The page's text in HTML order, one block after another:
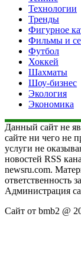
Технологии
Тренды
Фигурное
Фильмы и
Футбол
Хоккей
Шахматы
Шоу-бизнес
Экология
Экономика
Данный сайт не
сайте ни чего не
услуги не
новостей RSS
newsru.com.
ответственность
Администрация
Сайт от bmb2 @